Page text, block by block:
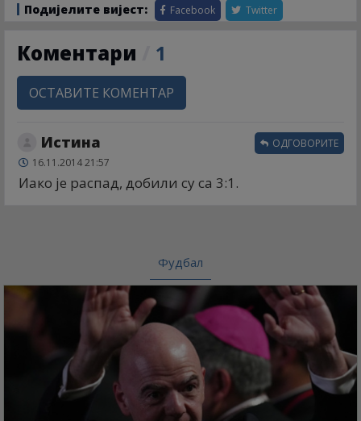
Подијелите вијест: Facebook Twitter
Коментари 1
ОСТАВИТЕ КОМЕНТАР
Истина
16.11.2014 21:57
Иако је распад, добили су са 3:1.
ОДГОВОРИТЕ
Фудбал